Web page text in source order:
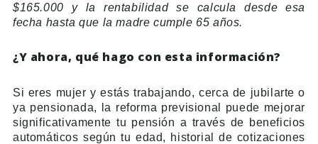
$165.000 y la rentabilidad se calcula desde esa
fecha hasta que la madre cumple 65 años.
¿Y ahora, qué hago con esta información?
Si eres mujer y estás trabajando, cerca de jubilarte o
ya pensionada, la reforma previsional puede mejorar
significativamente tu pensión a través de beneficios
automáticos según tu edad, historial de cotizaciones